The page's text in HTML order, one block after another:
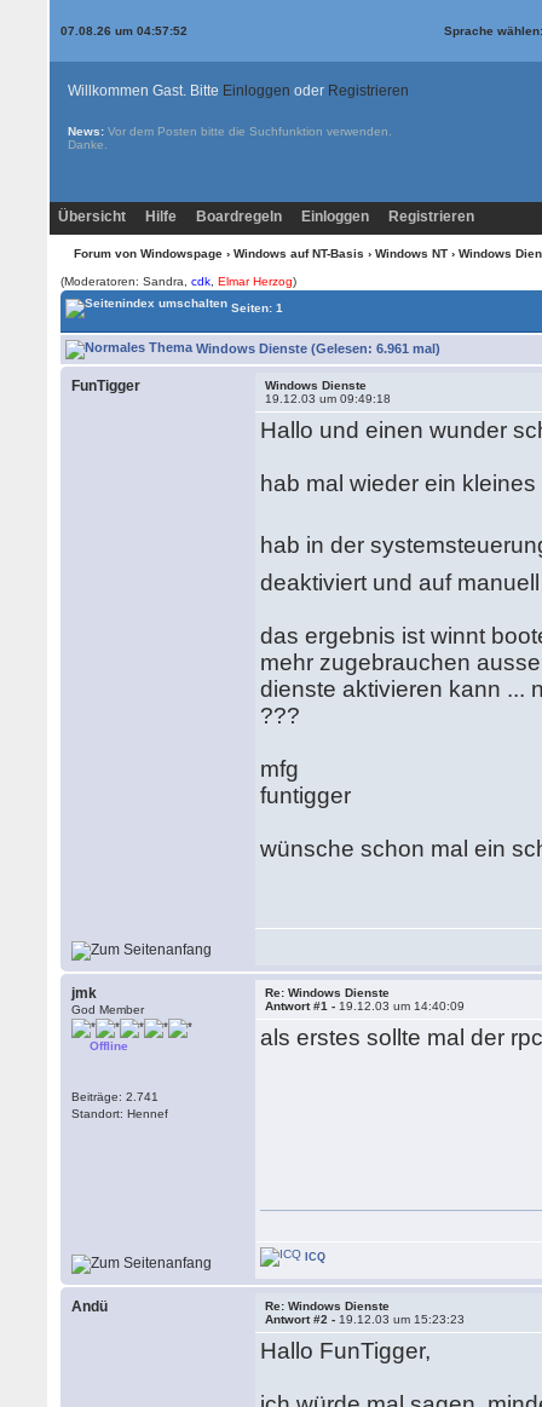
07.08.26 um 04:57:52 Sprache
Willkommen Gast. Bitte Einloggen oder Registrieren
News: Vor dem Posten bitte die Suchfunktion verwenden.
Danke.
Übersicht Hilfe Boardregeln Einloggen Registrieren
Forum von Windowspage› Windows auf NT-Basis › Windows NT› Windows
(Moderatoren: Sandra,cdk ,Elmar Herzog)
Seiten: 1
Windows Dienste (Gelesen: 6.961 mal)
FunTigger
Windows Dienste
19.12.03 um 09:49:18
Hallo und einen wunder
hab mal wieder ein
hab in der
deaktiviert und auf
das ergebnis ist winnt
mehr zugebrauchen
dienste aktivieren kann ...
???
mfg
funtigger
wünsche schon mal ein
jmk
God Member
Offline
Beiträge: 2.741
Standort: Hennef
Re: Windows Dienste
Antwort #1 - 19.12.03 um 14:40:09
als erstes sollte mal der
ICQ
Andü
Re: Windows Dienste
Antwort #2 - 19.12.03 um 15:23:23
Hallo FunTigger,